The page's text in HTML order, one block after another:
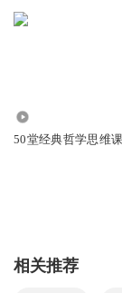
50堂经典哲学思维课
相关推荐